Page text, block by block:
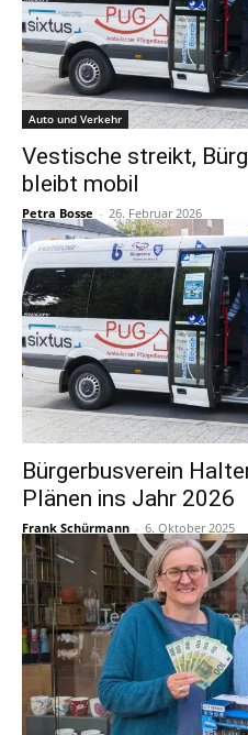
Auto und Verkehr
Vestische streikt,
bleibt mobil
Petra Bosse - 26. Februar 2026
Bürgerbusverein
Plänen ins Jahr 2026
Frank Schürmann - 6. Oktober 2025